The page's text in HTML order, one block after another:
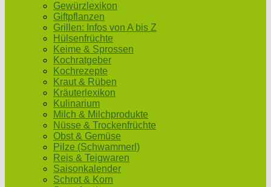
Gewürzlexikon
Giftpflanzen
Grillen: Infos von A bis Z
Hülsenfrüchte
Keime & Sprossen
Kochratgeber
Kochrezepte
Kraut & Rüben
Kräuterlexikon
Kulinarium
Milch & Milchprodukte
Nüsse & Trockenfrüchte
Obst & Gemüse
Pilze (Schwammerl)
Reis & Teigwaren
Saisonkalender
Schrot & Korn